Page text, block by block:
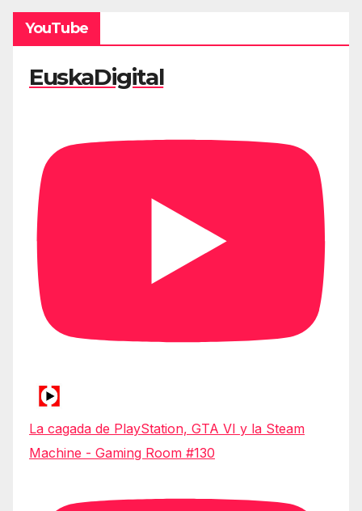
YouTube
EuskaDigital
La cagada de PlayStation, GTA VI y la Steam
Machine - Gaming Room #130